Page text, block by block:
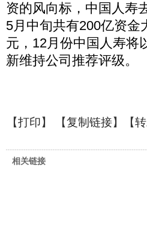
资的风向标，中国人寿
5月中旬共有200亿资金
元，12月份中国人寿将
新维持公司推荐评级。
【打印】 【复制链接】【
相关链接